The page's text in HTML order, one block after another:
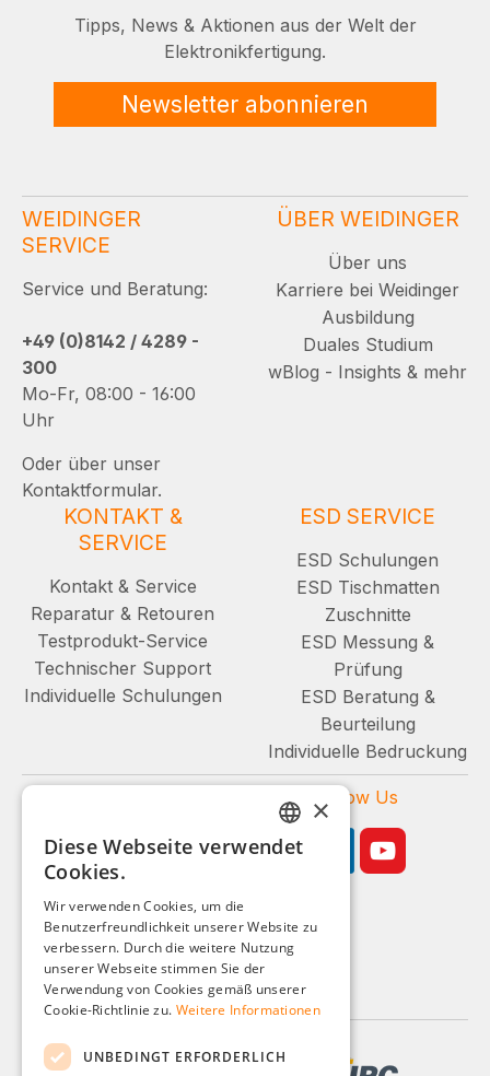
Tipps, News & Aktionen aus der Welt der
Elektronikfertigung.
Newsletter abonnieren
WEIDINGER
SERVICE
Service und Beratung:
+49 (0)8142 / 4289 -
300
Mo-Fr, 08:00 - 16:00
Uhr
Oder über unser
Kontaktformular.
ÜBER WEIDINGER
Über uns
Karriere bei Weidinger
Ausbildung
Duales Studium
wBlog - Insights & mehr
KONTAKT &
SERVICE
Kontakt & Service
Reparatur & Retouren
Testprodukt-Service
Technischer Support
Individuelle Schulungen
ESD SERVICE
ESD Schulungen
ESD Tischmatten
Zuschnitte
ESD Messung &
Prüfung
ESD Beratung &
Beurteilung
Individuelle Bedruckung
Follow Us
Geschäftskunden-Shop
Alle Preise zzgl. MwSt.
GERMAN
FRENCH
DUTCH
×
Diese Webseite verwendet
Cookies.
Wir verwenden Cookies, um die
Benutzerfreundlichkeit unserer Website zu
verbessern. Durch die weitere Nutzung
unserer Webseite stimmen Sie der
Verwendung von Cookies gemäß unserer
Cookie-Richtlinie zu. Weitere Informationen
UNBEDINGT ERFORDERLICH